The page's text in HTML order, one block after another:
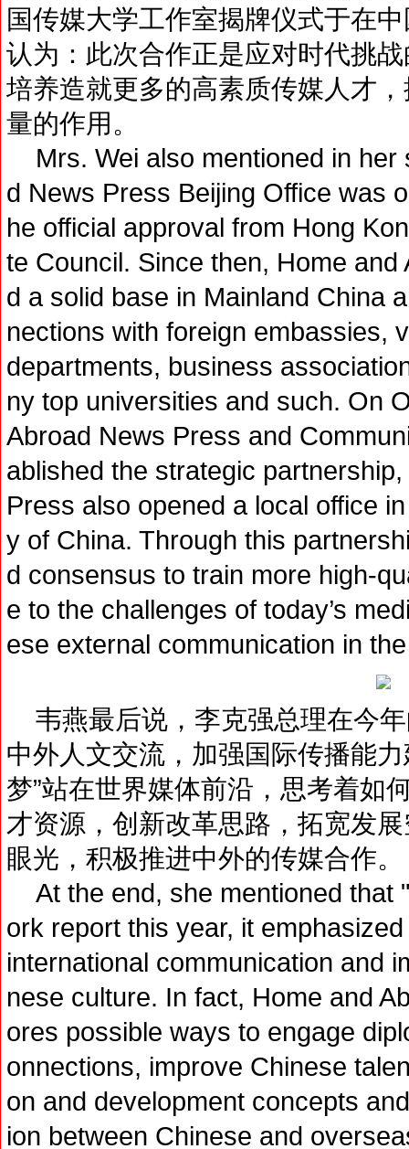
国传媒大学工作室揭牌仪式于在
认为：此次合作正是应对时代挑
培养造就更多的高素质传媒人才
量的作用。
Mrs. Wei also mentioned in her
d News Press Beijing Office was
he official approval from Hong
te Council. Since then, Home
d a solid base in Mainland China
nections with foreign embassies,
departments, business
ny top universities and such. On
Abroad News Press and
ablished the strategic
Press also opened a local office
y of China. Through this
d consensus to train more high-
e to the challenges of today’s
ese external communication in
韦燕最后说，李克强总理在今
中外人文交流，加强国际传播能
梦”站在世界媒体前沿，思考着如
才资源，创新改革思路，拓宽发
眼光，积极推进中外的传媒合作。
At the end, she mentioned that
ork report this year, it
international communication and
nese culture. In fact, Home and
ores possible ways to engage
onnections, improve Chinese
on and development concepts
ion between Chinese and